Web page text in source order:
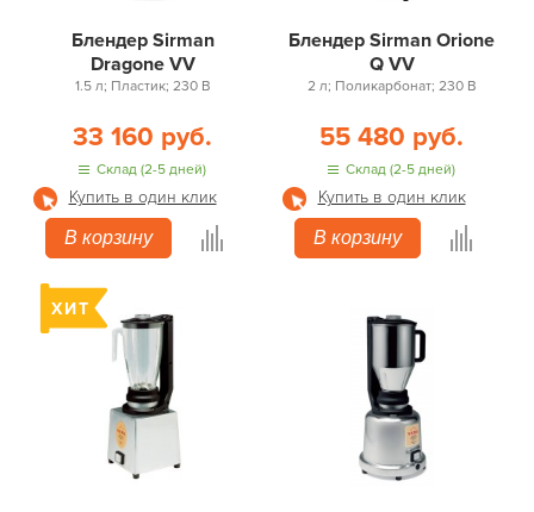
Блендер Sirman
Dragone VV
1.5 л; Пластик; 230 В
33 160 руб.
Склад (2-5 дней)
Купить в один клик
В корзину
Блендер Sirman Orione
Q VV
2 л; Поликарбонат; 230 В
55 480 руб.
Склад (2-5 дней)
Купить в один клик
В корзину